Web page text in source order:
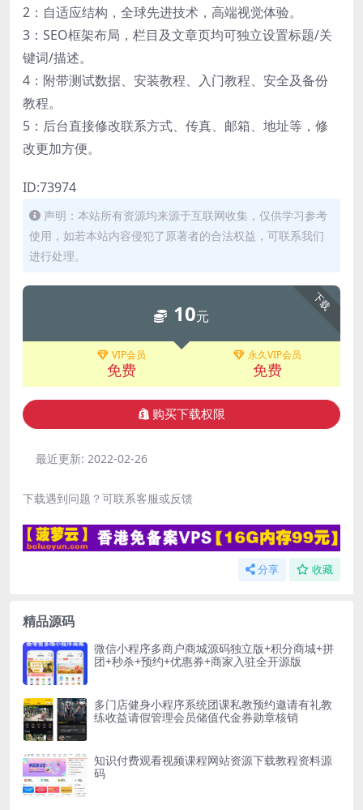
2：自适应结构，全球先进技术，高端视觉体验。
3：SEO框架布局，栏目及文章页均可独立设置标题/关
键词/描述。
4：附带测试数据、安装教程、入门教程、安全及备份
教程。
5：后台直接修改联系方式、传真、邮箱、地址等，修
改更加方便。
ID:73974
声明：本站所有资源均来源于互联网收集，仅供学习参考
使用，如若本站内容侵犯了原著者的合法权益，可联系我们
进行处理。
下载
10元
VIP会员
免费
永久VIP会员
免费
购买下载权限
最近更新: 2022-02-26
下载遇到问题？可联系客服或反馈
分享 收藏
精品源码
微信小程序多商户商城源码独立版+积分商城+拼
团+秒杀+预约+优惠券+商家入驻全开源版
多门店健身小程序系统团课私教预约邀请有礼教
练收益请假管理会员储值代金券勋章核销
知识付费观看视频课程网站资源下载教程资料源
码